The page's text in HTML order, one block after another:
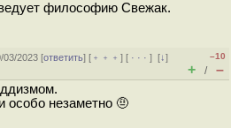
философию Свежак.
03/2023 [ответить] [ ﹢﹢﹢] [ · · ·][↓]
–10
+ / –
особо незаметно 🤨